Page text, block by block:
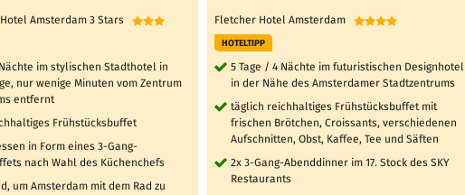
Amsterdam 3 Stars
im stylischen Stadthotel in
nur wenige Minuten vom Zentrum
entfernt
Frühstücksbuffet
in Form eines 3-Gang-
nach Wahl des Küchenchefs
um Amsterdam mit dem Rad zu
Fletcher Hotel Amsterdam
HOTELTIPP
5 Tage / 4 Nächte im futuristischen Designhotel
in der Nähe des Amsterdamer Stadtzentrums
täglich reichhaltiges Frühstücksbuffet mit
frischen Brötchen, Croissants, verschiedenen
Aufschnitten, Obst, Kaffee, Tee und Säften
2x 3-Gang-Abenddinner im 17. Stock des SKY
Restaurants